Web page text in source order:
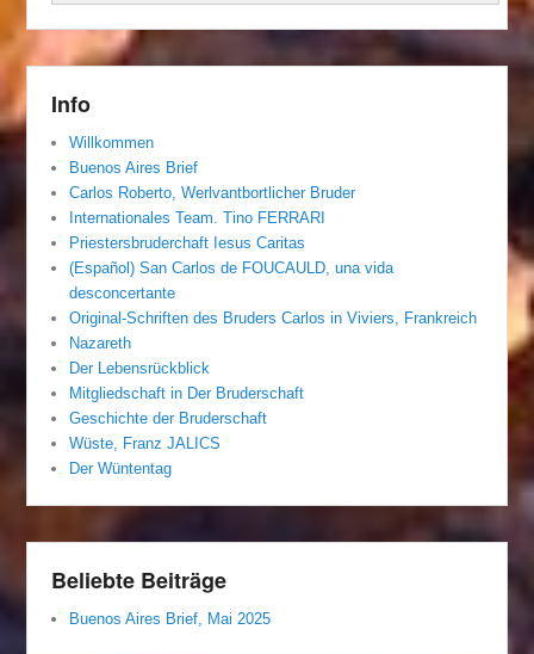
Info
Willkommen
Buenos Aires Brief
Carlos Roberto, Werlvantbortlicher Bruder
Internationales Team. Tino FERRARI
Priestersbruderchaft Iesus Caritas
(Español) San Carlos de FOUCAULD, una vida
desconcertante
Original-Schriften des Bruders Carlos in Viviers, Frankreich
Nazareth
Der Lebensrückblick
Mitgliedschaft in Der Bruderschaft
Geschichte der Bruderschaft
Wüste, Franz JALICS
Der Wüntentag
Beliebte Beiträge
Buenos Aires Brief, Mai 2025